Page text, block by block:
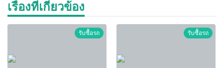
เรื่องที่เกี่ยวข้อง
รับซื้อรถ รับซื้อรถ